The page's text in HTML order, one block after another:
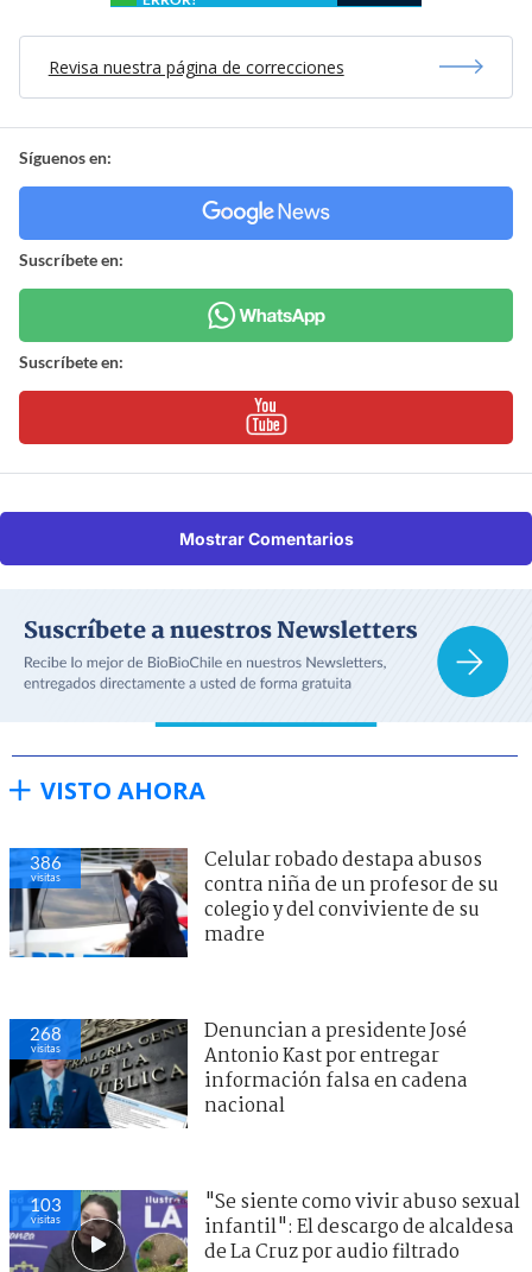
Revisa nuestra página de correcciones
Síguenos en:
Suscríbete en:
Suscríbete en:
Mostrar Comentarios
VISTO AHORA
386
visitas
Celular robado destapa abusos
contra niña de un profesor de su
colegio y del conviviente de su
madre
268
visitas
Denuncian a presidente José
Antonio Kast por entregar
información falsa en cadena
nacional
103
visitas
"Se siente como vivir abuso sexual
infantil": El descargo de alcaldesa
de La Cruz por audio filtrado